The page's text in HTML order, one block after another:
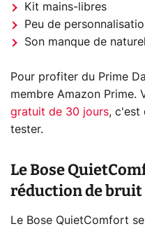
Kit mains-libres
Peu de
Son manque de naturel
Pour profiter du Prime
membre Amazon Prime.
gratuit de 30 jours, c'est
tester.
Le Bose
réduction de bruit
Le Bose QuietComfort